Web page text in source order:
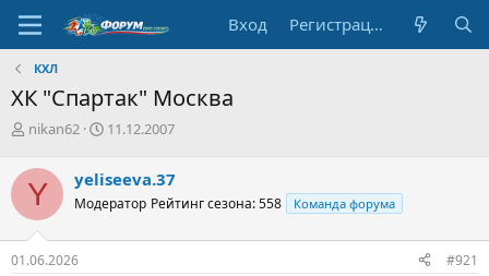
Вход Регистрация
КХЛ
ХК "Спартак" Москва
А
т
о
т
е
м
nikan62
Д
а
н
ч
11.12.2007
Y yeliseeva.37
Модератор Рейтинг сезона: 558 Команда форума
01.06.2026 #921